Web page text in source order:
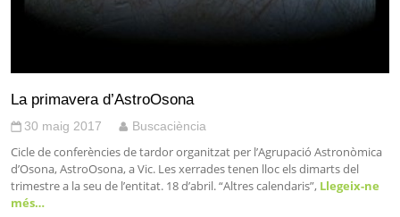
La primavera d’AstroOsona
30 maig 2017 Buscaciència
Cicle de conferències de tardor organitzat per l’Agrupació Astronòmica
d’Osona, AstroOsona, a Vic. Les xerrades tenen lloc els dimarts del
trimestre a la seu de l’entitat. 18 d’abril. “Altres calendaris”, Llegeix-ne
més…